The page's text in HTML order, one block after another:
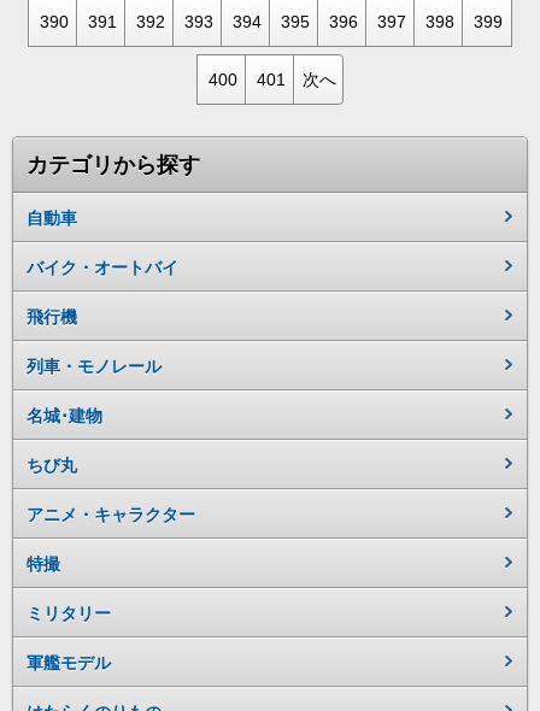
390 391 392 393 394 395 396 397 398 399
400 401 次へ
カテゴリから探す
自動車
バイク・オートバイ
飛行機
列車・モノレール
名城･建物
ちび丸
アニメ・キャラクター
特撮
ミリタリー
軍艦モデル